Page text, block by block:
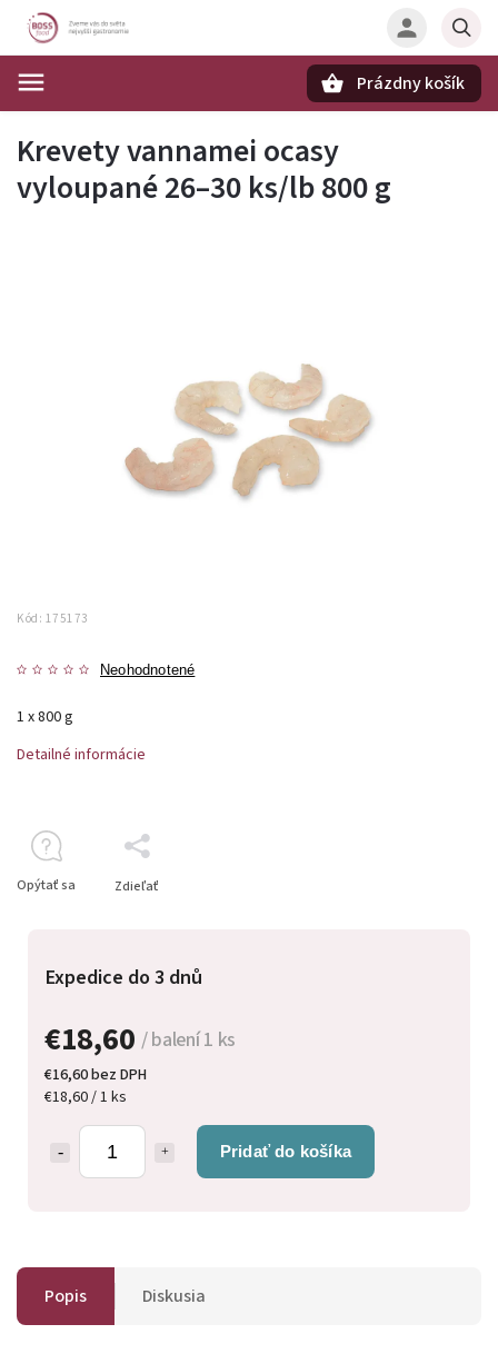
Prázdny košík
Krevety vannamei ocasy
vyloupané 26–30 ks/lb 800 g
Kód: 175173
Neohodnotené
€18,60 / balení 1 ks
€16,60 bez DPH
€18,60 / 1 ks
Pridať do košíka
Expedice do 3 dnů
1 x 800 g
Detailné informácie
Opýtať sa Zdieľať
Popis Diskusia